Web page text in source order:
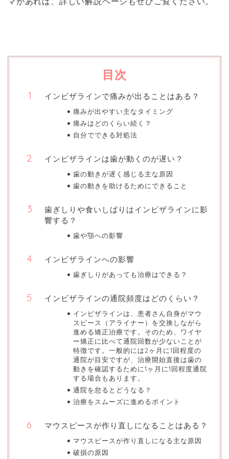
目次
インビザラインで痛みが出ることはある？
痛みが出やすい主なタイミング
痛みはどのくらい続く？
自分でできる対処法
インビザラインは歯が動くのが遅い？
歯の動きが遅く感じる主な原因
歯の動きを助けるためにできること
歯ぎしりや食いしばりはインビザラインに影
響する？
歯や顎への影響
インビザラインへの影響
歯ぎしりがあっても治療はできる？
インビザラインの通院頻度はどのくらい？
インビザラインは、患者さん自身がマウ
スピース（アライナー）を交換しながら
進める矯正治療です。そのため、ワイヤ
ー矯正に比べて通院回数が少ないことが
特徴です。一般的には2ヶ月に1回程度の
通院が目安ですが、治療開始直後は歯の
動きを確認するために1ヶ月に1回程度通院
する場合もあります。
通院を怠るとどうなる？
治療をスムーズに進めるポイント
マウスピースが作り直しになることはある？
マウスピースが作り直しになる主な原因
破損の原因